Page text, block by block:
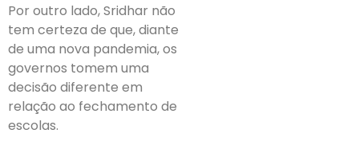
Por outro lado, Sridhar não
tem certeza de que, diante
de uma nova pandemia, os
governos tomem uma
decisão diferente em
relação ao fechamento de
escolas.